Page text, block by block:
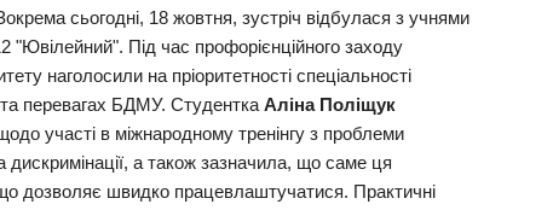
сьогодні, 18 жовтня, зустріч відбулася з учнями
"Ювілейний". Під час профорієнційного заходу
наголосили на пріоритетності спеціальності
перевагах БДМУ. СтуденткаАліна Поліщук
участі в міжнародному тренінгу з проблеми
дискримінації, а також зазначила, що саме ця
що дозволяє швидко працевлаштучатися. Практичні